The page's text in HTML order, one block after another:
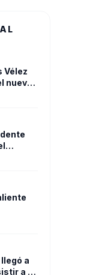
Vélez
nuevo
del
la
e
en
a
el
a
a la